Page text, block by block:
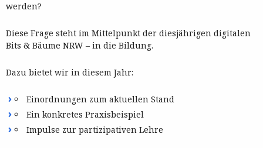
werden?
Diese Frage steht im Mittelpunkt der diesjährigen digitalen
Bits & Bäume NRW – in die Bildung.
Dazu bietet wir in diesem Jahr:
Einordnungen zum aktuellen Stand
Ein konkretes Praxisbeispiel
Impulse zur partizipativen Lehre